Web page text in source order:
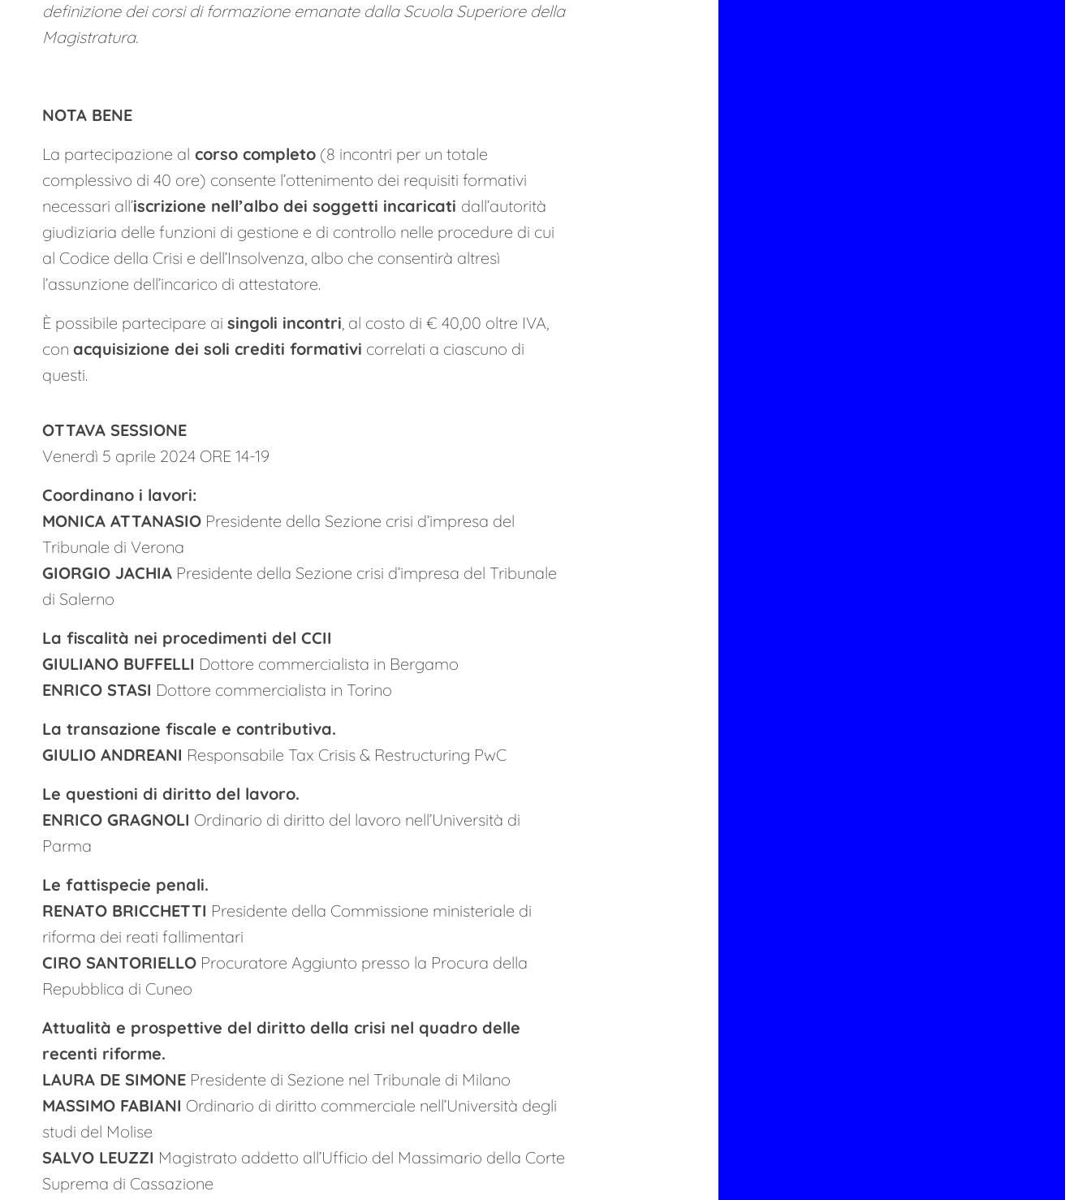
definizione dei corsi di formazione emanate dalla Scuola Superiore della
Magistratura.
NOTA BENE
La partecipazione al corso completo (8 incontri per un totale
complessivo di 40 ore) consente l’ottenimento dei requisiti formativi
necessari all’iscrizione nell’albo dei soggetti incaricati dall’autorità
giudiziaria delle funzioni di gestione e di controllo nelle procedure di cui
al Codice della Crisi e dell’Insolvenza, albo che consentirà altresì
l’assunzione dell’incarico di attestatore.
È possibile partecipare ai singoli incontri, al costo di € 40,00 oltre IVA,
con acquisizione dei soli crediti formativi correlati a ciascuno di
questi.
OTTAVA SESSIONE
Venerdì 5 aprile 2024 ORE 14-19
Coordinano i lavori:
MONICA ATTANASIO Presidente della Sezione crisi d’impresa del
Tribunale di Verona
GIORGIO JACHIA Presidente della Sezione crisi d’impresa del Tribunale
di Salerno
La fiscalità nei procedimenti del CCII
GIULIANO BUFFELLI Dottore commercialista in Bergamo
ENRICO STASI Dottore commercialista in Torino
La transazione fiscale e contributiva.
GIULIO ANDREANI Responsabile Tax Crisis & Restructuring PwC
Le questioni di diritto del lavoro.
ENRICO GRAGNOLI Ordinario di diritto del lavoro nell’Università di
Parma
Le fattispecie penali.
RENATO BRICCHETTI Presidente della Commissione ministeriale di
riforma dei reati fallimentari
CIRO SANTORIELLO Procuratore Aggiunto presso la Procura della
Repubblica di Cuneo
Attualità e prospettive del diritto della crisi nel quadro delle
recenti riforme.
LAURA DE SIMONE Presidente di Sezione nel Tribunale di Milano
MASSIMO FABIANI Ordinario di diritto commerciale nell’Università degli
studi del Molise
SALVO LEUZZI Magistrato addetto all’Ufficio del Massimario della Corte
Suprema di Cassazione